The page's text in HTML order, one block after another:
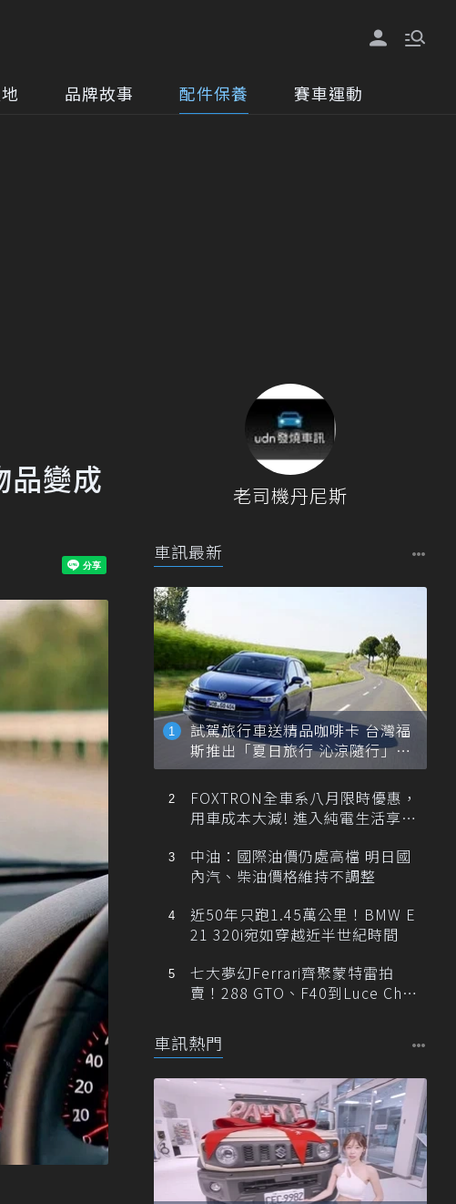
品牌故事 配件保養 賽車運動
品變成
老司機丹尼斯
車訊最新
試駕旅行車送精品咖啡卡 台灣福
斯推出「夏日旅行 沁涼隨行」活
動
FOXTRON全車系八月限時優惠，
用車成本大減! 進入純電生活享
中油：國際油價仍處高檔 明日國
內汽、柴油價格維持不調整
近50年只跑1.45萬公里！BMW E
21 320i宛如穿越近半世紀時間
七大夢幻Ferrari齊聚蒙特雷拍
賣！288 GTO、F40到Luce Cha
車訊熱門